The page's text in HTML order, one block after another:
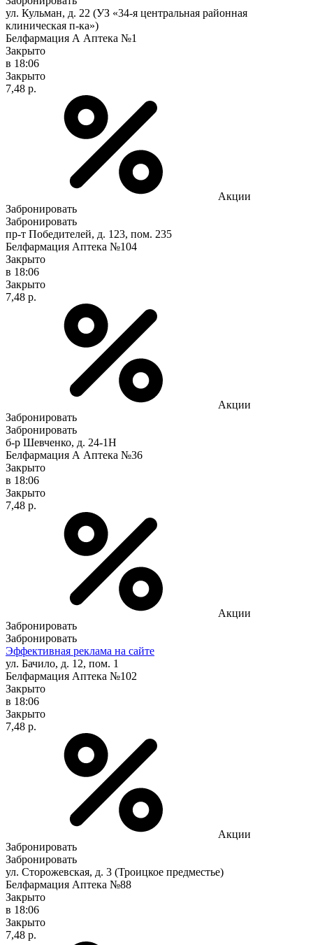
ул. Кульман, д. 22 (УЗ «34-я центральная районная
клиническая п-ка»)
Белфармация А Аптека №1
Закрыто
в 18:06
Закрыто
7,48 р.
Акции
Забронировать
Забронировать
пр-т Победителей, д. 123, пом. 235
Белфармация Аптека №104
Закрыто
в 18:06
Закрыто
7,48 р.
Акции
Забронировать
Забронировать
б-р Шевченко, д. 24-1Н
Белфармация А Аптека №36
Закрыто
в 18:06
Закрыто
7,48 р.
Акции
Забронировать
Забронировать
Эффективная реклама на сайте
ул. Бачило, д. 12, пом. 1
Белфармация Аптека №102
Закрыто
в 18:06
Закрыто
7,48 р.
Акции
Забронировать
Забронировать
ул. Сторожевская, д. 3 (Троицкое предместье)
Белфармация Аптека №88
Закрыто
в 18:06
Закрыто
7,48 р.